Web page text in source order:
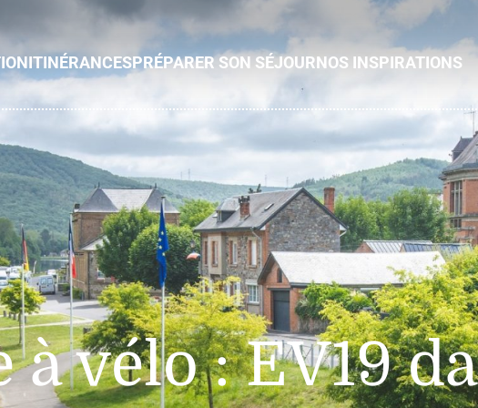
ITINÉRANCESPRÉPARER SON SÉJOURNOS INSPIRATIONS
à vélo : EV19